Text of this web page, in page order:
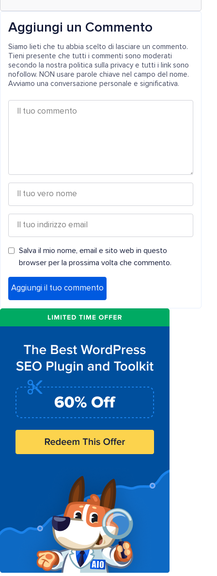
Aggiungi un Commento
Siamo lieti che tu abbia scelto di lasciare un commento.
Tieni presente che tutti i commenti sono moderati
secondo la nostra politica sulla privacy e tutti i link sono
nofollow. NON usare parole chiave nel campo del nome.
Avviamo una conversazione personale e significativa.
Salva il mio nome, email e sito web in questo
browser per la prossima volta che commento.